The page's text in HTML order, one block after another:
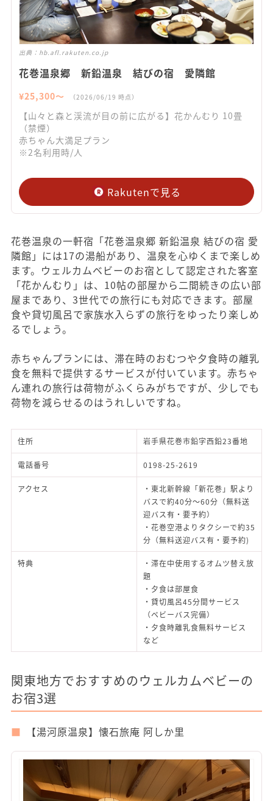
出典： hb.afl.rakuten.co.jp
花巻温泉郷 新鉛温泉 結びの宿 愛隣館
¥25,300〜 （2026/06/19 時点）
【山々と森と渓流が目の前に広がる】花かんむり 10畳
（禁煙）
赤ちゃん大満足プラン
※2名利用時/人
Rakutenで見る
花巻温泉の一軒宿「花巻温泉郷 新鉛温泉 結びの宿 愛
隣館」には17の湯船があり、温泉を心ゆくまで楽しめ
ます。ウェルカムベビーのお宿として認定された客室
「花かんむり」は、10帖の部屋から二間続きの広い部
屋まであり、3世代での旅行にも対応できます。部屋
食や貸切風呂で家族水入らずの旅行をゆったり楽しめ
るでしょう。
赤ちゃんプランには、滞在時のおむつや夕食時の離乳
食を無料で提供するサービスが付いています。赤ちゃ
ん連れの旅行は荷物がふくらみがちですが、少しでも
荷物を減らせるのはうれしいですね。
住所 岩手県花巻市鉛字西鉛23番地
電話番号 0198-25-2619
アクセス
・東北新幹線「新花巻」駅より
バスで約40分～60分（無料送
迎バス有・要予約）
・花巻空港よりタクシーで約35
分（無料送迎バス有・要予約)
特典
・滞在中使用するオムツ替え放
題
・夕食は部屋食
・貸切風呂45分間サービス
（ベビーバス完備）
・夕食時離乳食無料サービス
など
関東地方でおすすめのウェルカムベビーの
お宿3選
【湯河原温泉】懐石旅庵 阿しか里